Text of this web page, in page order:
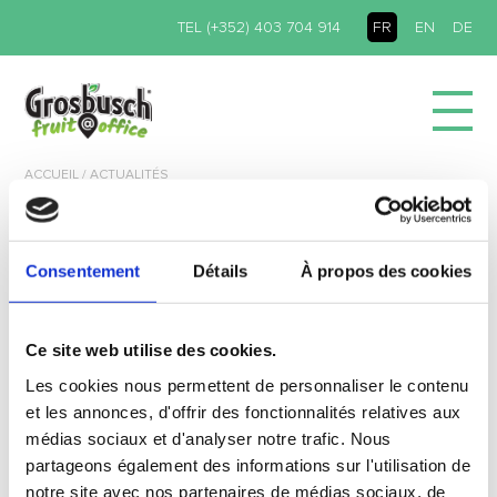
Consentement Détails À propos des cookies
Ce site web utilise des cookies.
Les cookies nous permettent de personnaliser le contenu
et les annonces, d'offrir des fonctionnalités relatives aux
médias sociaux et d'analyser notre trafic. Nous
partageons également des informations sur l'utilisation de
notre site avec nos partenaires de médias sociaux, de
FR EN DE
TEL (+352) 403 704 914
ACCUEIL / ACTUALITÉS
1. QU’EST-CE QUE
FRUIT@OFFICE ?
Fruit@Office est une approche positive et innovante.
répond aux nouvelles motivations sur le lieu de travail en
termes deconvivialitéet devitalité: enfin des collations
saines et savoureuses !
Nous livrons vos boîtes du lundi au vendredi dans vos
bureaux.